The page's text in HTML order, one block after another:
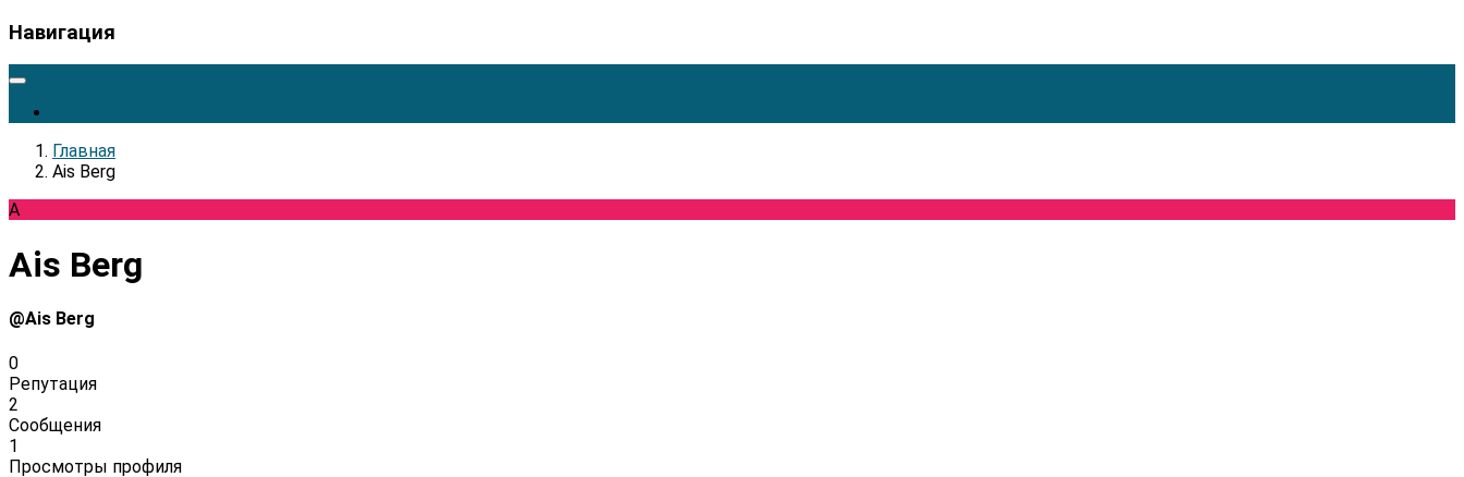
Навигация
Главная
Ais Berg
A
Ais Berg
@Ais Berg
0
Репутация
2
Сообщения
1
Просмотры профиля